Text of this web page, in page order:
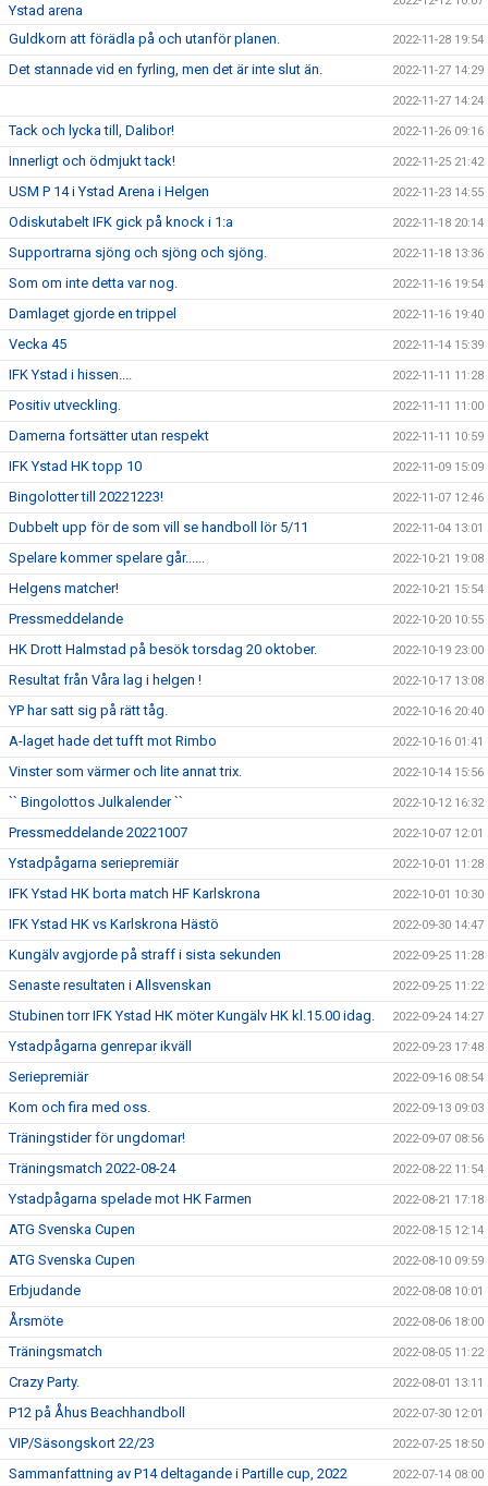
Ystad arena
Guldkorn att förädla på och utanför planen. 2022-11-28 19:54
Det stannade vid en fyrling, men det är inte slut än. 2022-11-27 14:29
2022-11-27 14:24
Tack och lycka till, Dalibor! 2022-11-26 09:16
Innerligt och ödmjukt tack! 2022-11-25 21:42
USM P 14 i Ystad Arena i Helgen 2022-11-23 14:55
Odiskutabelt IFK gick på knock i 1:a 2022-11-18 20:14
Supportrarna sjöng och sjöng och sjöng. 2022-11-18 13:36
Som om inte detta var nog. 2022-11-16 19:54
Damlaget gjorde en trippel 2022-11-16 19:40
Vecka 45 2022-11-14 15:39
IFK Ystad i hissen.... 2022-11-11 11:28
Positiv utveckling. 2022-11-11 11:00
Damerna fortsätter utan respekt 2022-11-11 10:59
IFK Ystad HK topp 10 2022-11-09 15:09
Bingolotter till 20221223! 2022-11-07 12:46
Dubbelt upp för de som vill se handboll lör 5/11 2022-11-04 13:01
Spelare kommer spelare går...... 2022-10-21 19:08
Helgens matcher! 2022-10-21 15:54
Pressmeddelande 2022-10-20 10:55
HK Drott Halmstad på besök torsdag 20 oktober. 2022-10-19 23:00
Resultat från Våra lag i helgen ! 2022-10-17 13:08
YP har satt sig på rätt tåg. 2022-10-16 20:40
A-laget hade det tufft mot Rimbo 2022-10-16 01:41
Vinster som värmer och lite annat trix. 2022-10-14 15:56
`` Bingolottos Julkalender `` 2022-10-12 16:32
Pressmeddelande 20221007 2022-10-07 12:01
Ystadpågarna seriepremiär 2022-10-01 11:28
IFK Ystad HK borta match HF Karlskrona 2022-10-01 10:30
IFK Ystad HK vs Karlskrona Hästö 2022-09-30 14:47
Kungälv avgjorde på straff i sista sekunden 2022-09-25 11:28
Senaste resultaten i Allsvenskan 2022-09-25 11:22
Stubinen torr IFK Ystad HK möter Kungälv HK kl.15.00 idag. 2022-09-24 14:27
Ystadpågarna genrepar ikväll 2022-09-23 17:48
Seriepremiär 2022-09-16 08:54
Kom och fira med oss. 2022-09-13 09:03
Träningstider för ungdomar! 2022-09-07 08:56
Träningsmatch 2022-08-24 2022-08-22 11:54
Ystadpågarna spelade mot HK Farmen 2022-08-21 17:18
ATG Svenska Cupen 2022-08-15 12:14
ATG Svenska Cupen 2022-08-10 09:59
Erbjudande 2022-08-08 10:01
Årsmöte 2022-08-06 18:00
Träningsmatch 2022-08-05 11:22
Crazy Party. 2022-08-01 13:11
P12 på Åhus Beachhandboll 2022-07-30 12:01
VIP/Säsongskort 22/23 2022-07-25 18:50
Sammanfattning av P14 deltagande i Partille cup, 2022 2022-07-14 08:00